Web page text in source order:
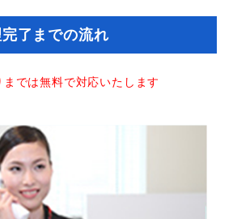
了までの流れ
では無料で対応いたします